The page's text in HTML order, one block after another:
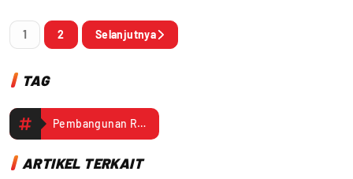
1 2 Selanjutnya
TAG
Pembangunan Rumah TMMD Masuki Tahap Pemasangan Rangka Plafon dan Rangka Kamar
ARTIKEL TERKAIT